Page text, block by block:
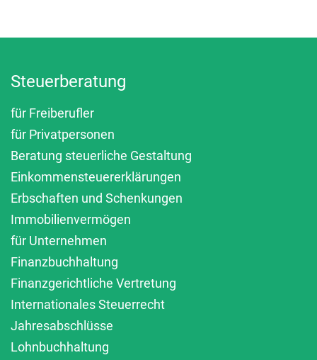
Steuerberatung
für Freiberufler
für Privatpersonen
Beratung steuerliche Gestaltung
Einkommensteuererklärungen
Erbschaften und Schenkungen
Immobilienvermögen
für Unternehmen
Finanzbuchhaltung
Finanzgerichtliche Vertretung
Internationales Steuerrecht
Jahresabschlüsse
Lohnbuchhaltung